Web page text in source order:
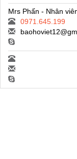
Mrs Phấn - Nhân
0971.645.199